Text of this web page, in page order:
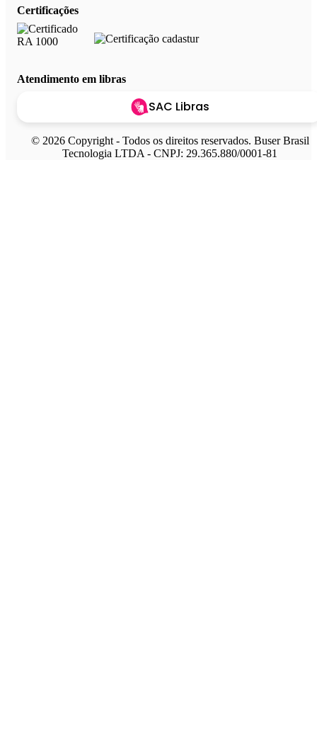
Certificações
Atendimento em libras
SAC Libras
© 2026 Copyright - Todos os direitos reservados. Buser Brasil
Tecnologia LTDA - CNPJ: 29.365.880/0001-81